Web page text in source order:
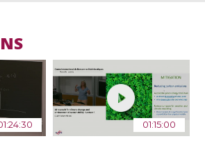
01:15:00